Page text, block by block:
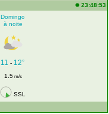
23:48:53
Domingo
à noite
11 - 12°
1.5m/s
SSL